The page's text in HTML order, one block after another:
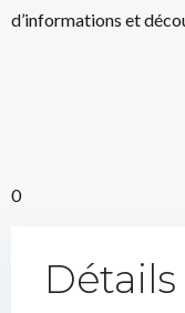
d’informations et
0